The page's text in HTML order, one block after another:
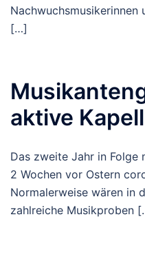
Nachwuchsmusikerinnen
[…]
aktive
Das zweite Jahr in Folge
2 Wochen vor Ostern
Normalerweise wären in
zahlreiche Musikproben